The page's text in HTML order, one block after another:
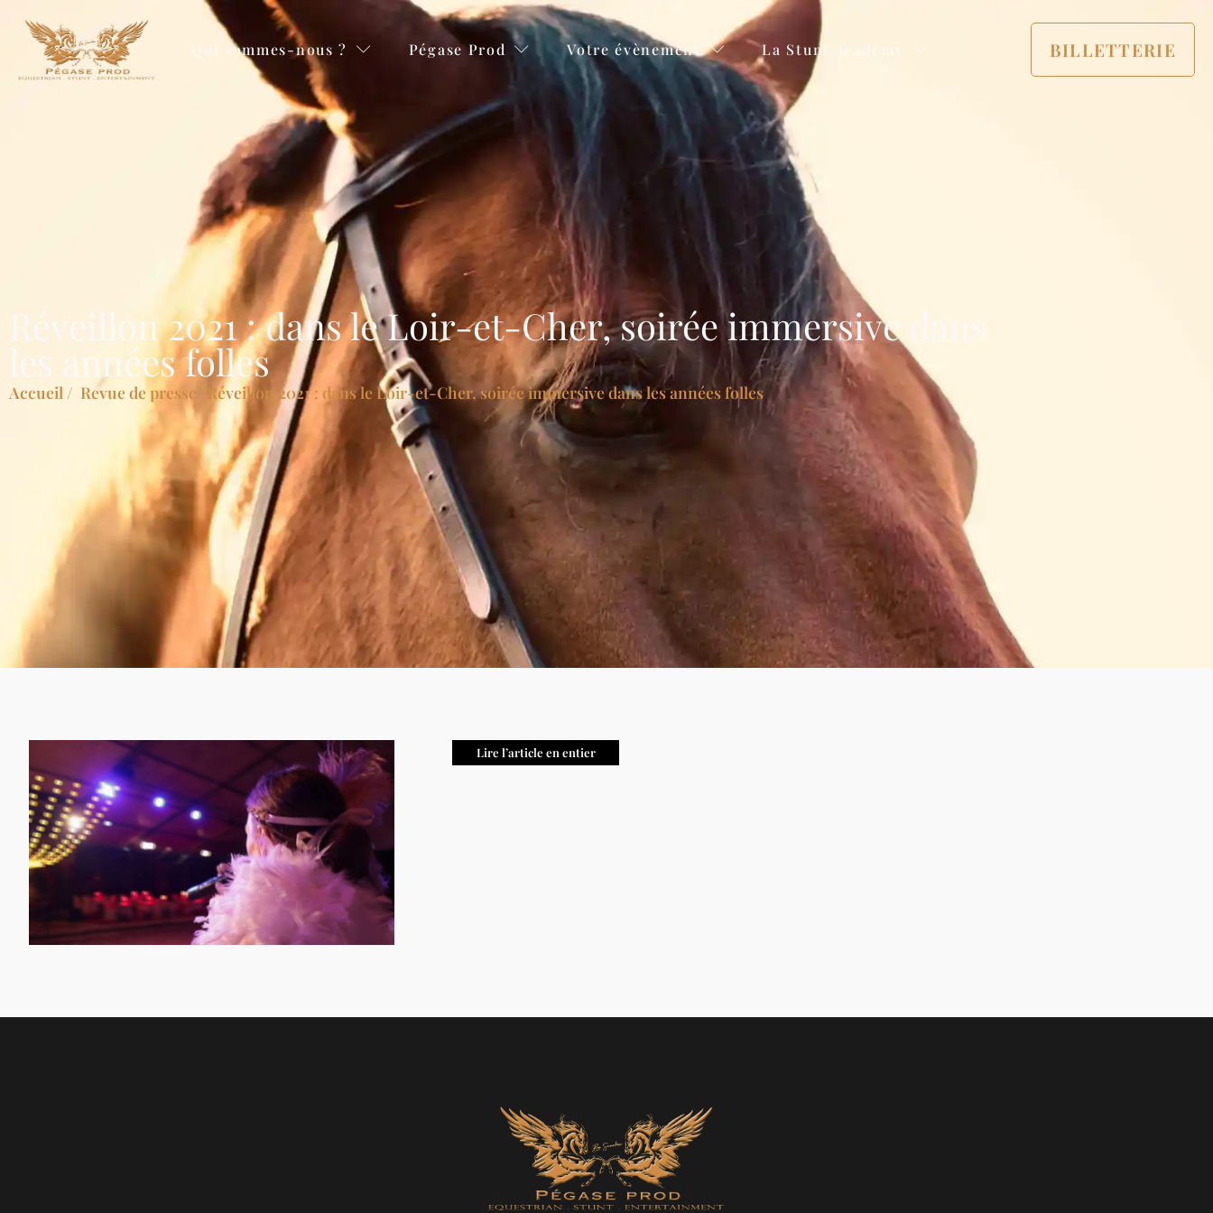
Qui sommes-nous ? Pégase Prod Votre évènement La Stunt Academy BILLETTERIE
Réveillon 2021 : dans le Loir-et-Cher, soirée immersive dans
les années folles
Accueil / Revue de presse / Réveillon 2021 : dans le Loir-et-Cher, soirée immersive dans les années folles
Lire l’article en entier